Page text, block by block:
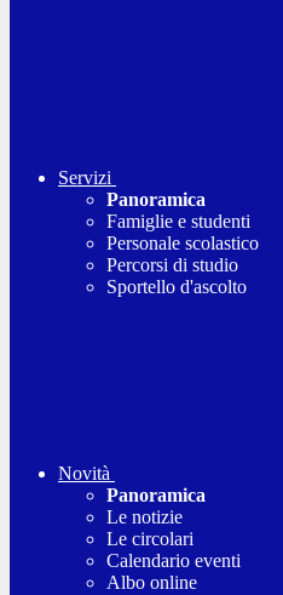
Servizi
Panoramica
Famiglie e studenti
Personale scolastico
Percorsi di studio
Sportello d'ascolto
Novità
Panoramica
Le notizie
Le circolari
Calendario eventi
Albo online